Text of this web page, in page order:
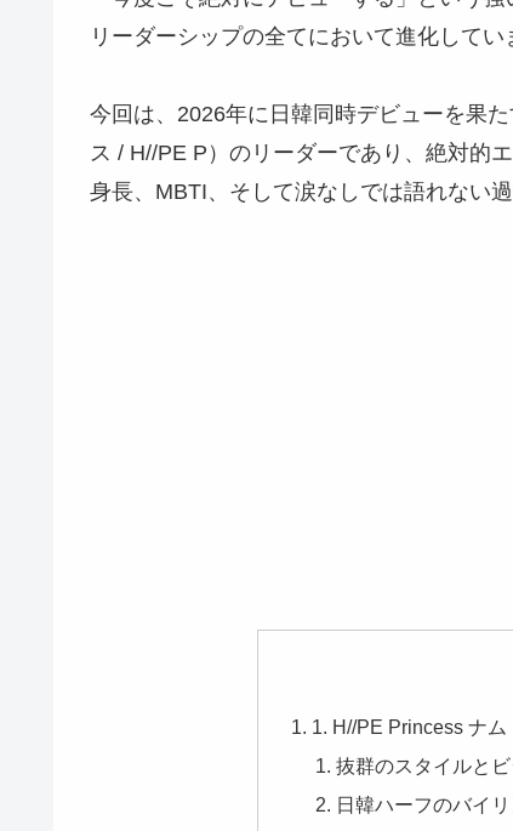
リーダーシップの全てにおいて進化してい
今回は、2026年に日韓同時デビューを果
ス / H//PE P）のリーダーであり、絶対的
身長、MBTI、そして涙なしでは語れない
​1. H//PE Princess ナ
抜群のスタイルと
日韓ハーフのバイ